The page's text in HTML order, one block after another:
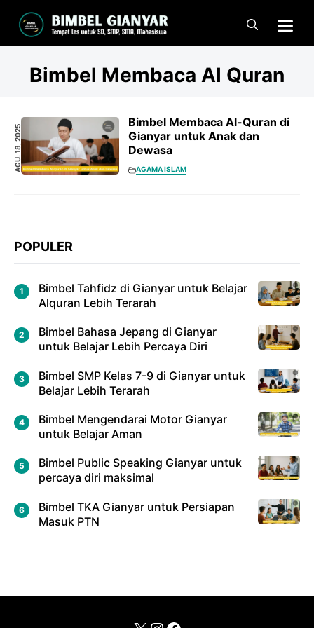
isi
Bimbel Membaca Al Quran
AGU. 18, 2025
Bimbel Membaca Al-Quran di
Gianyar untuk Anak dan
Dewasa
AGAMA ISLAM
POPULER
Bimbel Tahfidz di Gianyar untuk Belajar
Alquran Lebih Terarah
Bimbel Bahasa Jepang di Gianyar
untuk Belajar Lebih Percaya Diri
Bimbel SMP Kelas 7-9 di Gianyar untuk
Belajar Lebih Terarah
Bimbel Mengendarai Motor Gianyar
untuk Belajar Aman
Bimbel Public Speaking Gianyar untuk
percaya diri maksimal
Bimbel TKA Gianyar untuk Persiapan
Masuk PTN